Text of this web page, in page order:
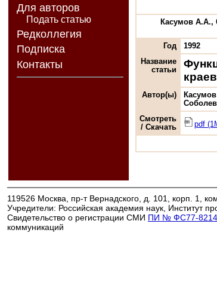
Для авторов
Подать статью
Редколлегия
Подписка
Контакты
Касумов А.А.,
Год
1992
Название
статьи
Автор(ы)
Смотреть
/ Скачать
pdf
119526 Москва, пр-т Вернадского, д. 101, корп. 1,
Учредители: Российская академия наук, Институт
Свидетельство о регистрации СМИ ПИ № ФС77-
коммуникаций